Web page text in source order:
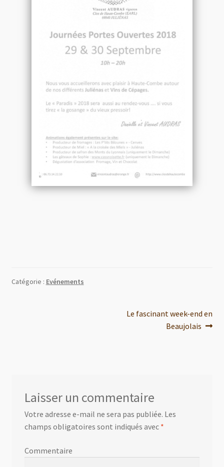
Catégorie : Evénements
Le fascinant week-end en
Beaujolais
Laisser un commentaire
Votre adresse e-mail ne sera pas publiée. Les
champs obligatoires sont indiqués avec *
Commentaire